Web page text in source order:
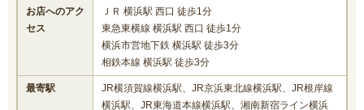
お店へのアク
セス
ＪＲ 横浜駅 西口 徒歩1分
東急東横線 横浜駅 西口 徒歩1分
横浜市営地下鉄 横浜駅 徒歩3分
相鉄本線 横浜駅 徒歩3分
最寄駅
JR横須賀線横浜駅、JR京浜東北線横浜駅、JR根岸線
横浜駅、JR東海道本線横浜駅、湘南新宿ライン横浜